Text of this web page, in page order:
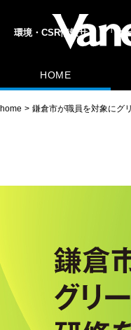
環境・CSR情報サイト「ヴ
HOME
home 鎌倉市が職員を対象にグ